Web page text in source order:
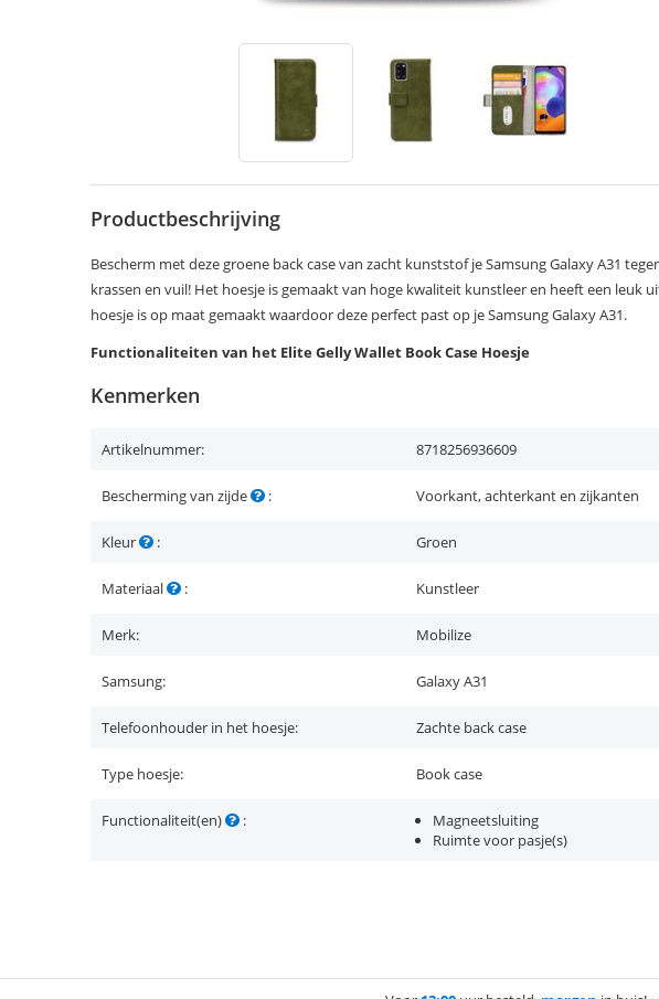
Productbeschrijving
Bescherm met deze groene back case van zacht kunststof je Samsung Galaxy A31
krassen en vuil! Het hoesje is gemaakt van hoge kwaliteit kunstleer en heeft een leuk
hoesje is op maat gemaakt waardoor deze perfect past op je Samsung Galaxy A31.
Functionaliteiten van het Elite Gelly Wallet Book Case Hoesje
Kenmerken
Artikelnummer: 8718256936609
Bescherming van zijde : Voorkant, achterkant en zijkanten
Kleur : Groen
Materiaal : Kunstleer
Merk: Mobilize
Samsung: Galaxy A31
Telefoonhouder in het hoesje: Zachte back case
Type hoesje: Book case
Functionaliteit(en) :
Magneetsluiting
Ruimte voor pasje(s)